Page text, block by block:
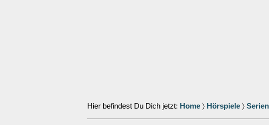
Hier befindest Du Dich jetzt: Home 〉 Hörspiele 〉